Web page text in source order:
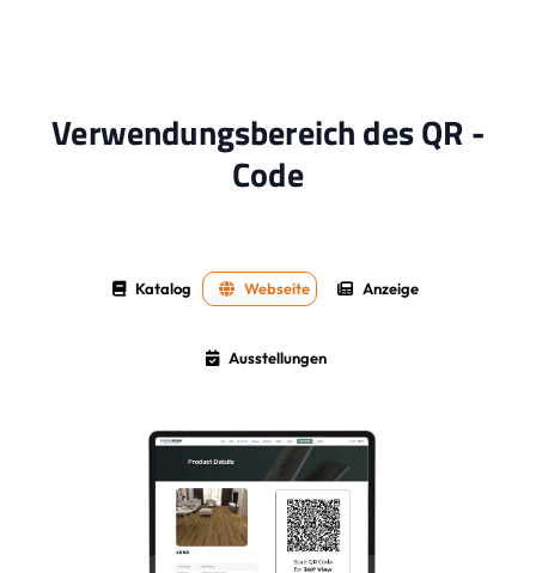
Verwendungsbereich des QR -
Code
Katalog Webseite Anzeige
Ausstellungen